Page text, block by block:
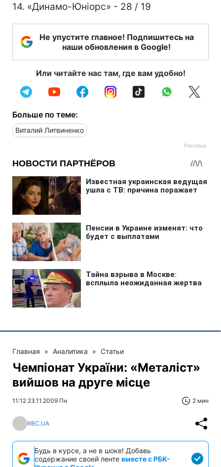
14. «Динамо-Юніорс» - 28 / 19
Не упустите главное! Подпишитесь на
наши обновления в Google!
Или читайте нас там, где вам удобно!
Больше по теме:
Виталий Литвиненко
Главная » Аналитика » Статьи
Чемпіонат України: «Металіст»
вийшов на друге місце
11:12 23.11.2009 Пн 2 мин
RBC.UA
Будь в курсе, а не в шоке! Добавь
содержание своей ленте вместе с РБК-